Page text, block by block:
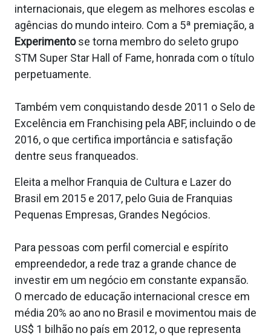
internacionais, que elegem as melhores escolas e
agências do mundo inteiro. Com a 5ª premiação, a
Experimentose torna membro do seleto grupo
STM Super Star Hall of Fame, honrada com o título
perpetuamente.
Também vem conquistando desde 2011 o Selo de
Excelência em Franchising pela ABF, incluindo o de
2016, o que certifica importância e satisfação
dentre seus franqueados.
Eleita a melhor Franquia de Cultura e Lazer do
Brasil em 2015 e 2017, pelo Guia de Franquias
Pequenas Empresas, Grandes Negócios.
Para pessoas com perfil comercial e espírito
empreendedor, a rede traz a grande chance de
investir em um negócio em constante expansão.
O mercado de educação internacional cresce em
média 20% ao ano no Brasil e movimentou mais de
US$ 1 bilhão no país em 2012, o que representa